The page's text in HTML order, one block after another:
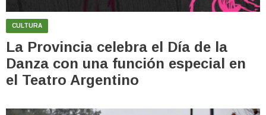
CULTURA
La Provincia celebra el Día de la
Danza con una función especial en
el Teatro Argentino